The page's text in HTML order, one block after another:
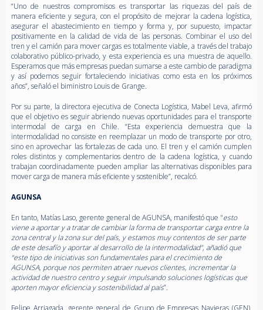
“Uno de nuestros compromisos es transportar las riquezas del país de
manera eficiente y segura, con el propósito de mejorar la cadena logística,
asegurar el abastecimiento en tiempo y forma y, por supuesto, impactar
positivamente en la calidad de vida de las personas. Combinar el uso del
tren y el camión para mover cargas es totalmente viable, a través del trabajo
colaborativo público-privado, y esta experiencia es una muestra de aquello.
Esperamos que más empresas puedan sumarse a este cambio de paradigma
y así podemos seguir fortaleciendo iniciativas como esta en los próximos
años”, señaló el biministro Louis de Grange.
Por su parte, la directora ejecutiva de Conecta Logística, Mabel Leva, afirmó
que el objetivo es seguir abriendo nuevas oportunidades para el transporte
intermodal de carga en Chile. “Esta experiencia demuestra que la
intermodalidad no consiste en reemplazar un modo de transporte por otro,
sino en aprovechar las fortalezas de cada uno. El tren y el camión cumplen
roles distintos y complementarios dentro de la cadena logística, y cuando
trabajan coordinadamente pueden ampliar las alternativas disponibles para
mover carga de manera más eficiente y sostenible”, recalcó.
AGUNSA
En tanto, Matías Laso, gerente general de AGUNSA, manifestó que "esto
viene a aportar y a tratar de cambiar la forma de transportar carga entre la
zona central y la zona sur del país, y estamos muy contentos de ser parte
de este desafío y aportar al desarrollo de la intermodalidad", añadió que
“este tipo de iniciativas son fundamentales para el crecimiento de
AGUNSA, porque nos permiten atraer nuevos clientes, incrementar la
actividad de nuestro centro y seguir impulsando soluciones logísticas que
aporten mayor eficiencia y sostenibilidad al país”.
Felipe Arriagada, gerente general de Grupo de Empresas Navieras (GEN),